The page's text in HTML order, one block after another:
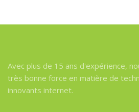
Avec plus de 15 ans d'expérience,
très bonne force en matière de
innovants internet.